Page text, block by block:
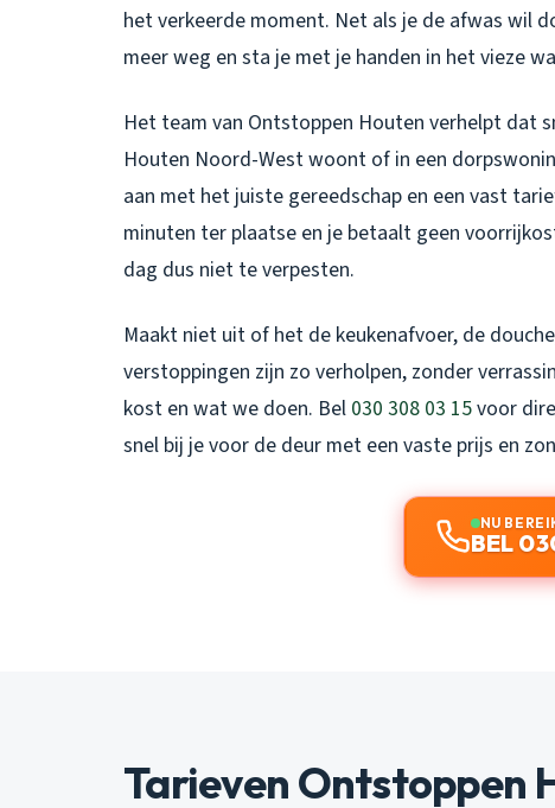
het verkeerde moment. Net als je de afwas wil
meer weg en sta je met je handen in het vieze
Het team van Ontstoppen Houten verhelpt dat
Houten Noord-West woont of in een
aan met het juiste gereedschap en een vast
minuten ter plaatse en je betaalt geen
dag dus niet te verpesten.
Maakt niet uit of het de keukenafvoer, de
verstoppingen zijn zo verholpen, zonder
kost en wat we doen. Bel 030 308 03 15voor
snel bij je voor de deur met een vaste prijs en
NU
BEL
Tarieven Ontstoppen